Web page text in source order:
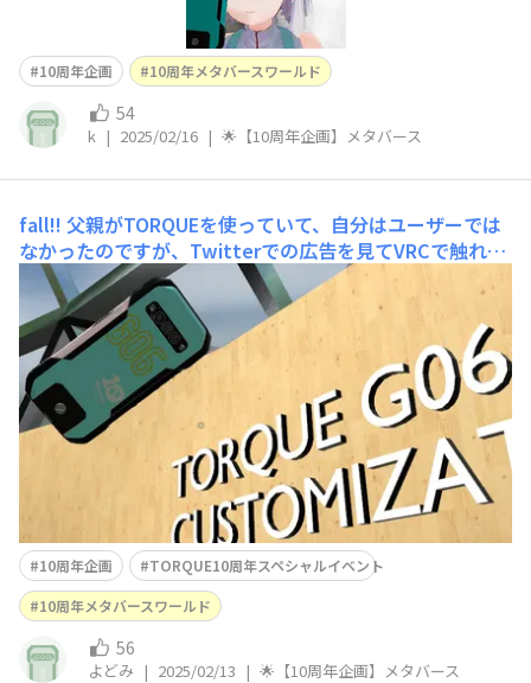
10周年企画 10周年メタバースワールド
54
k | 2025/02/16 | 🌟【10周年企画】メタバース
fall!! 父親がTORQUEを使っていて、自分はユーザーでは
なかったのですが、Twitterでの広告を見てVRCで触れる
なら触ってみたいと思い、触ってきました。デザインめっ
ちゃかっこよくて好きです。VRC自体は不慣れだったので
アイキャッチしか写真を撮っていなかったんですが、父親
曰くすっごい頑丈らしい（現場仕事
10周年企画
TORQUE10周年スペシャルイベント
10周年メタバースワールド
56
よどみ | 2025/02/13 | 🌟【10周年企画】メタバース